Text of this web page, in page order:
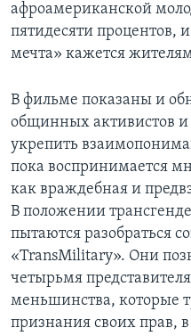
афроамериканской
пятидесяти процентов,
мечта» кажется
В фильме показаны и
общинных активистов
укрепить
пока воспринимается
как враждебная и
В положении
пытаются разобраться
«TransMilitary». Они
четырьмя
меньшинства, которые
признания своих прав,